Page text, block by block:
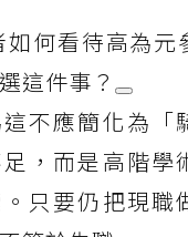
如何看待高為元
這件事？
不應簡化為「
，而是高階學
只要仍把現職